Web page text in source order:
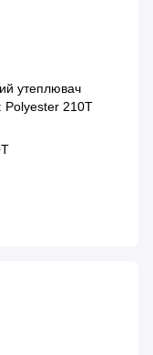
утеплювач
Polyester 210T